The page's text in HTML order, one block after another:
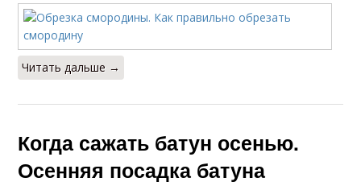
Читать дальше →
Когда сажать батун осенью.
Осенняя посадка батуна